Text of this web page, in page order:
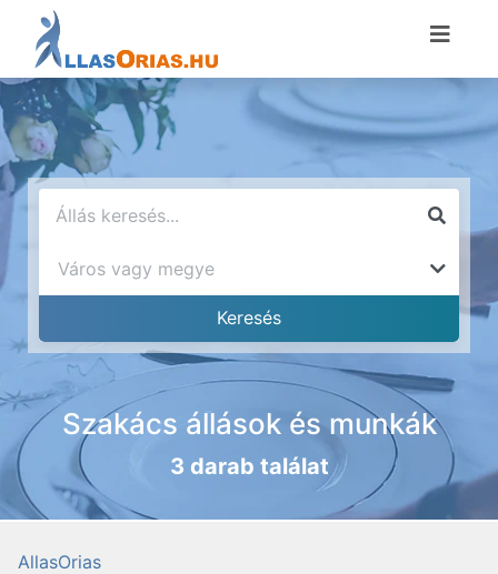
Szakács állások és munkák
3 darab találat
AllasOrias